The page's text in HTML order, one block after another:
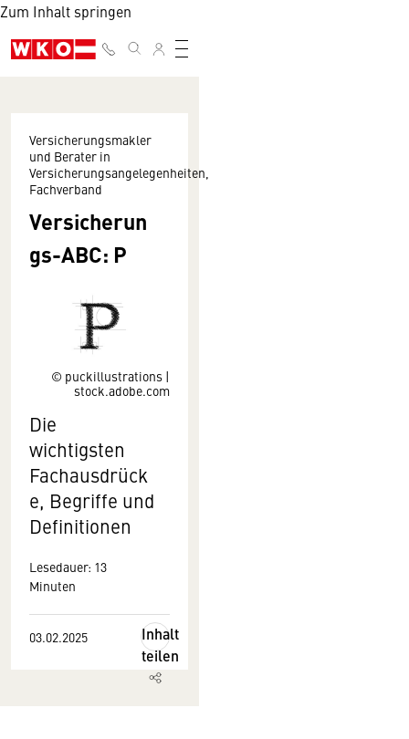
Zum Inhalt springen
© puckillustrations |
stock.adobe.com
Versicherungsmakler
und Berater in
Versicherungsangelegenheiten,
Fachverband
Versicherun
gs-ABC: P
Die
wichtigsten
Fachausdrück
e, Begriffe und
Definitionen
Lesedauer: 13
Minuten
03.02.2025
Inhalt
teilen